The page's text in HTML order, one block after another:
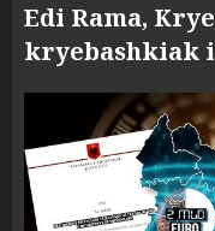
Edi Rama,
kryebashkiak